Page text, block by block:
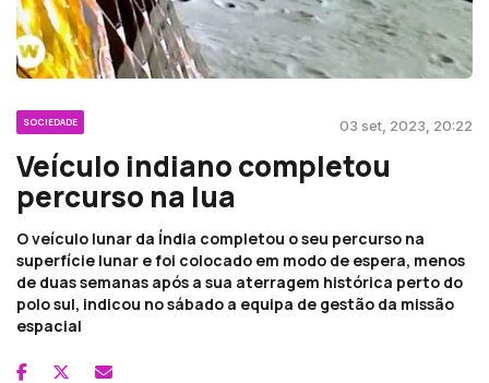
SOCIEDADE 03 set, 2023, 20:22
Veículo indiano completou
percurso na lua
O veículo lunar da Índia completou o seu percurso na
superfície lunar e foi colocado em modo de espera, menos
de duas semanas após a sua aterragem histórica perto do
polo sul, indicou no sábado a equipa de gestão da missão
espacial